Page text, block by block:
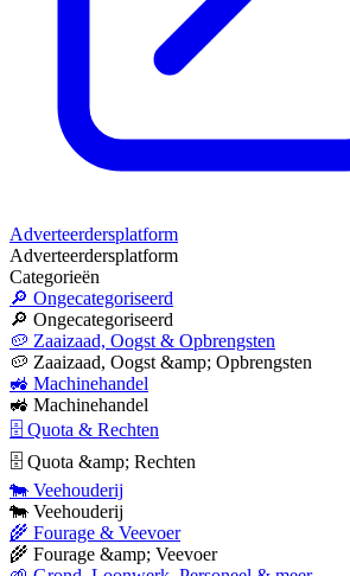
Adverteerdersplatform
Adverteerdersplatform
Categorieën
🔎 Ongecategoriseerd
🔎 Ongecategoriseerd
🥔 Zaaizaad, Oogst & Opbrengsten
🥔 Zaaizaad, Oogst &amp; Opbrengsten
🚜 Machinehandel
🚜 Machinehandel
🗄 Quota & Rechten
🗄 Quota &amp; Rechten
🐄 Veehouderij
🐄 Veehouderij
🌾 Fourage & Veevoer
🌾 Fourage &amp; Veevoer